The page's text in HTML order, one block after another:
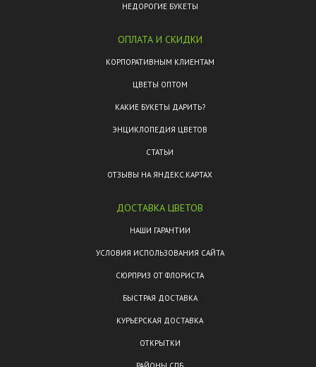
НЕДОРОГИЕ БУКЕТЫ
ОПЛАТА И СКИДКИ
КОРПОРАТИВНЫМ КЛИЕНТАМ
ЦВЕТЫ ОПТОМ
КАКИЕ БУКЕТЫ ДАРИТЬ?
ЭНЦИКЛОПЕДИЯ ЦВЕТОВ
СТАТЬИ
ОТЗЫВЫ НА ЯНДЕКС.КАРТАХ
ДОСТАВКА ЦВЕТОВ
НАШИ ГАРАНТИИ
УСЛОВИЯ ИСПОЛЬЗОВАНИЯ САЙТА
СЮРПРИЗ ОТ ФЛОРИСТА
БЫСТРАЯ ДОСТАВКА
КУРЬЕРСКАЯ ДОСТАВКА
ОТКРЫТКИ